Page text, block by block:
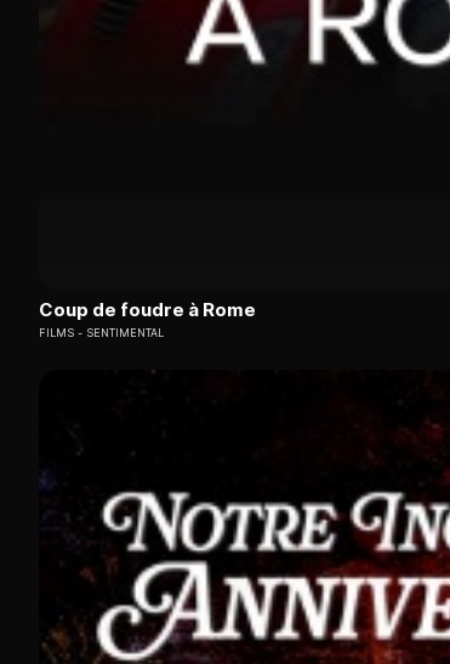
Coup de foudre à Rome
FILMS SENTIMENTAL